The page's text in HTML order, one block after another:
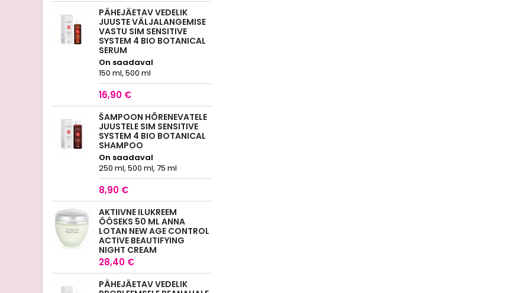
PÄHEJÄETAV VEDELIK
JUUSTE VÄLJALANGEMISE
VASTU SIM SENSITIVE
SYSTEM 4 BIO BOTANICAL
SERUM
On saadaval
150 ml, 500 ml
16,90 €
ŠAMPOON HÕRENEVATELE
JUUSTELE SIM SENSITIVE
SYSTEM 4 BIO BOTANICAL
SHAMPOO
On saadaval
250 ml, 500 ml, 75 ml
8,90 €
AKTIIVNE ILUKREEM
ÖÖSEKS 50 ML ANNA
LOTAN NEW AGE CONTROL
ACTIVE BEAUTIFYING
NIGHT CREAM
28,40 €
PÄHEJÄETAV VEDELIK